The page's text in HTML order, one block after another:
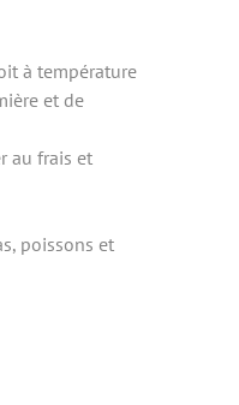
à température
et de
au frais et
poissons et